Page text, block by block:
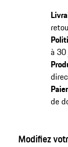
à 30
de
Modifiez